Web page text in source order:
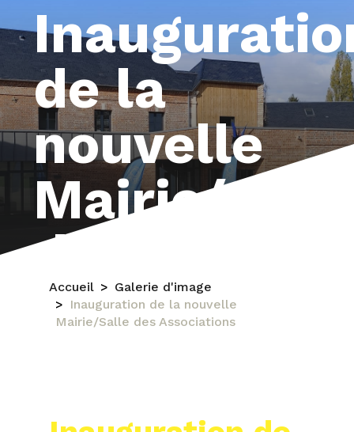
de la
nouvelle
Mairie/
des
Accueil
Galerie d'image
Inauguration de la nouvelle
Mairie/Salle des Associations